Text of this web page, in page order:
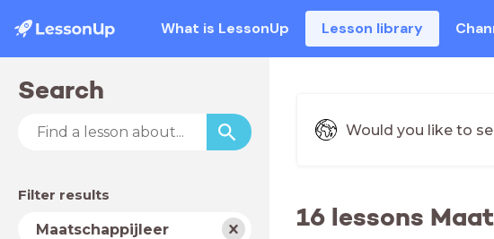
What is LessonUp Lesson library
Search
Filter results
Subject
Maatschappijleer
Would you like to
16 lessons